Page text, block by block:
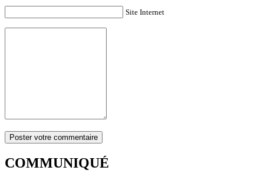
Site Internet
COMMUNIQUÉ